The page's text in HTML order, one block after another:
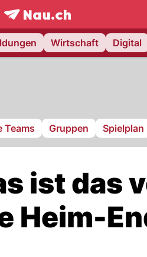
frontpage.NAU.ch
Wirtschaft Digital
Teams Gruppen Spielplan
ist das
Heim-